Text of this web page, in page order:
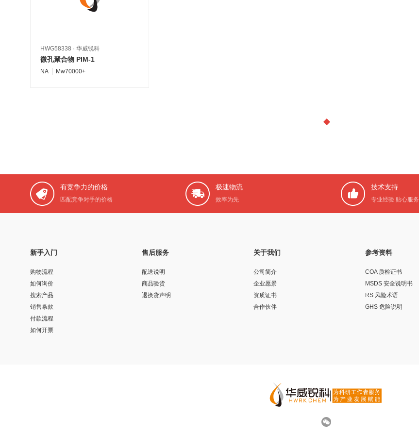
HWG58338 · 华威锐科
微孔聚合物 PIM-1
NA Mw70000+
有竞争力的价格
匹配竞争对手的价格
极速物流
效率为先
技术支持
专业经验 贴心服务
新手入门
购物流程
如何询价
搜索产品
销售条款
付款流程
如何开票
售后服务
配送说明
商品验货
退换货声明
关于我们
公司简介
企业愿景
资质证书
合作伙伴
参考资料
COA 质检证书
MSDS 安全说明书
RS 风险术语
GHS 危险说明